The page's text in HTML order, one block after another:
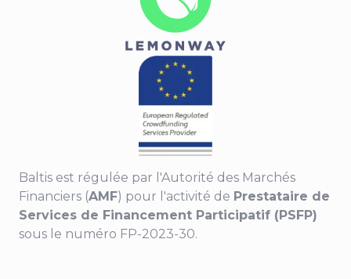
Baltis est régulée par l'Autorité des Marchés
Financiers (AMF) pour l'activité de Prestataire de
Services de Financement Participatif (PSFP)
sous le numéro FP-2023-30.